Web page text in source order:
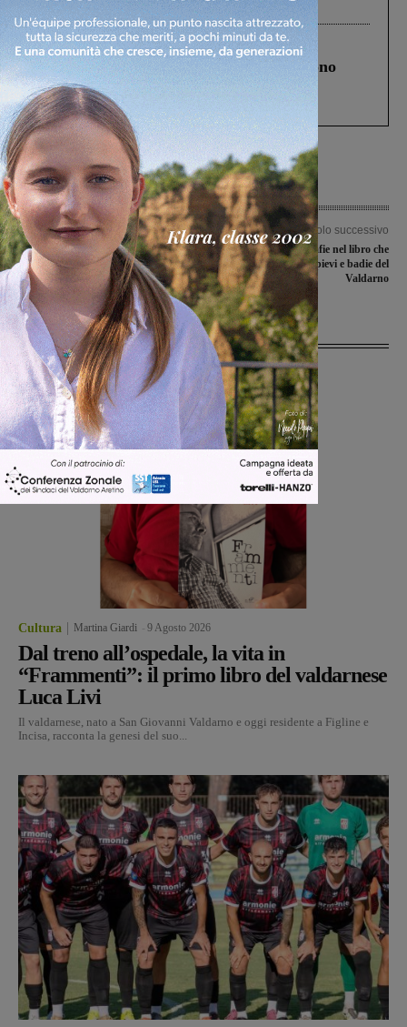
Levane nel 2020
Cronaca 4 Agosto 2026
Un anno fa la strage in A1 in cui morirono
Gianni, Giulia e Franco. Lo schianto, il
processo, lo stop ai sorpassi fra tir....
Articolo precedente
Oxfam gestirà l’accoglienza di un
gruppo di migranti in arrivo a
Ponticino tra un mese
Articolo successivo
Storie e fotografie nel libro che
racconta chiese, pievi e badie del
Valdarno
Ultime Notizie
Cultura Martina Giardi 9 Agosto 2026
Dal treno all’ospedale, la vita in
“Frammenti”: il primo libro del valdarnese
Luca Livi
Il valdarnese, nato a San Giovanni Valdarno e oggi residente a Figline e
Incisa, racconta la genesi del suo...